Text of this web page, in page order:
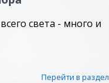
света - много и
Перейти в раздел